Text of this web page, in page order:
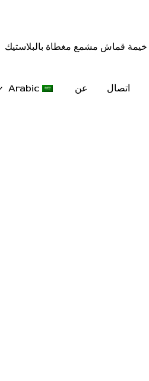
خيمة قماش مشمع مغطاة بالبلاستيك
اتصال عن Arabic